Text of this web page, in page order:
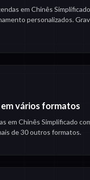
em Chinês
personalizados.
vários formatos
em Chinês Simplificado
de 30 outros formatos.